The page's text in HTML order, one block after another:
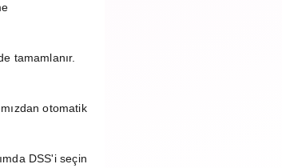
tamamlanır.
otomatik
DSS'i seçin